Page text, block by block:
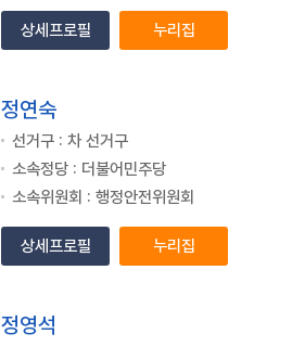
상세프로필 누리집
정연숙
선거구 : 차 선거구
소속정당 : 더불어민주당
소속위원회 : 행정안전위원회
상세프로필 누리집
정영석